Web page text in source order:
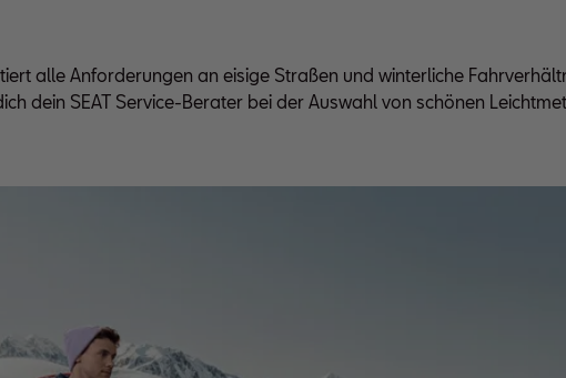
alle Anforderungen an eisige Straßen und winterliche
dein SEAT Service-Berater bei der Auswahl von schönen